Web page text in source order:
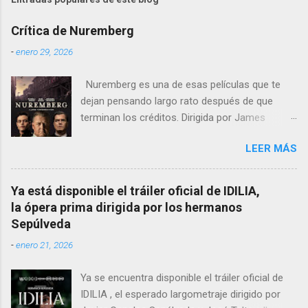
Crítica de Nuremberg
-enero 29, 2026
Nuremberg es una de esas películas que te
dejan pensando largo rato después de que
terminan los créditos. Dirigida por James
psicológico se sumerge en los juicios de
Núremberg tras la Segunda Guerra Mundial ,
pero no se limita a recrear eventos judiciales.
En cambio, enfoca su lente en la batalla mental
entre un psiquiatra estadounidense y uno de
LEER MÁS
Ya está disponible el tráiler oficial de IDILIA,
la ópera prima dirigida por los hermanos
Sepúlveda
-enero 21, 2026
Ya se encuentra disponible el tráiler oficial de
IDILIA , el esperado largometraje dirigido por